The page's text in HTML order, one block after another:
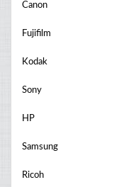
Canon
Fujifilm
Kodak
Sony
HP
Samsung
Ricoh